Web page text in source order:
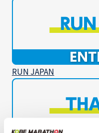
RUN JAPAN